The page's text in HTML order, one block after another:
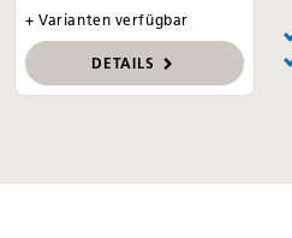
+ Varianten verfügbar
DETAILS